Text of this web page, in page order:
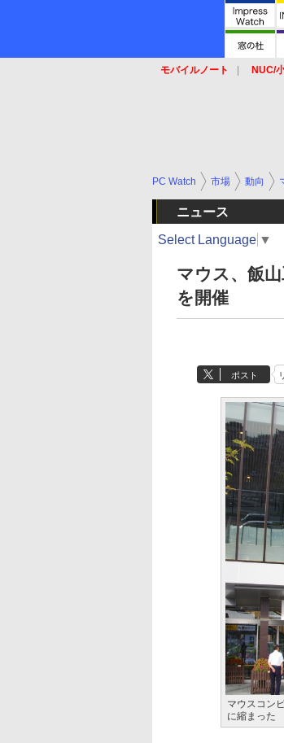
モバイルノート NUC/
PC Watch 市場 動向
ニュース
Select Language ▼
マウス、飯
を開催
ポスト
マウスコン
に縮まった